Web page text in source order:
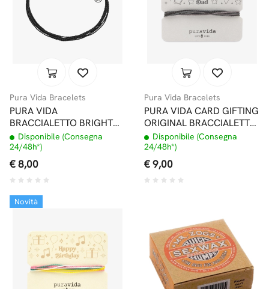
Pura Vida Bracelets
PURA VIDA
BRACCIALETTO BRIGHT
SOLID BLACK
Disponibile (Consegna
24/48h*)
€ 8,00
Pura Vida Bracelets
PURA VIDA CARD GIFTING
ORIGINAL BRACCIALETTO
#1 DAD
Disponibile (Consegna
24/48h*)
€ 9,00
Novità